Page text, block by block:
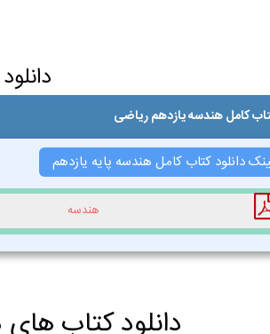
کامل هندسه یازدهم ریاضی
دانلود کتاب کامل هندسه پایه یازدهم
هندسه
دانلود کتاب